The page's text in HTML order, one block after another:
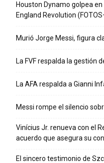
Houston Dynamo golpea
England Revolution
Murió Jorge Messi, figura
La FVF respalda la gestión
La AFA respalda a Gianni
Messi rompe el silencio
Vinícius Jr. renueva con el
acuerdo que asegura su
El sincero testimonio de